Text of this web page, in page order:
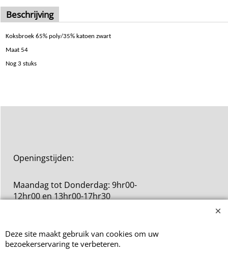
Beschrijving
Koksbroek 65% poly/35% katoen zwart
Openingstijden:
Vrijdag: 9hr00-12hr00
Deze site maakt gebruik van cookies om uw
bezoekerservaring te verbeteren.